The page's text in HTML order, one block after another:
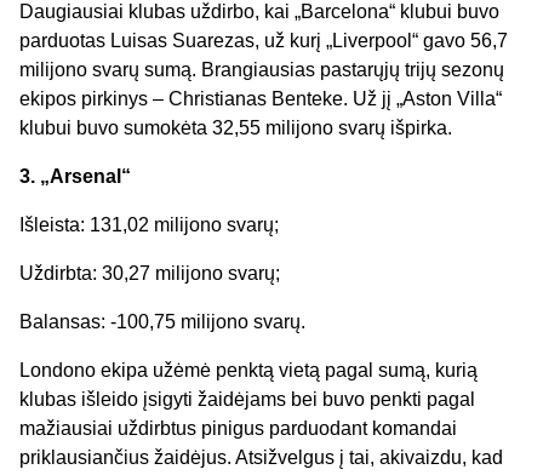
Daugiausiai klubas uždirbo, kai „Barcelona“ klubui buvo
parduotas Luisas Suarezas, už kurį „Liverpool“ gavo 56,7
milijono svarų sumą. Brangiausias pastarųjų trijų sezonų
ekipos pirkinys – Christianas Benteke. Už jį „Aston Villa“
klubui buvo sumokėta 32,55 milijono svarų išpirka.
3. „Arsenal“
Išleista: 131,02 milijono svarų;
Uždirbta: 30,27 milijono svarų;
Balansas: -100,75 milijono svarų.
Londono ekipa užėmė penktą vietą pagal sumą, kurią
klubas išleido įsigyti žaidėjams bei buvo penkti pagal
mažiausiai uždirbtus pinigus parduodant komandai
priklausiančius žaidėjus. Atsižvelgus į tai, akivaizdu, kad